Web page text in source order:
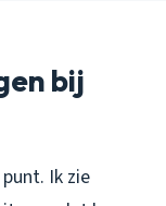
bij
Ik zie